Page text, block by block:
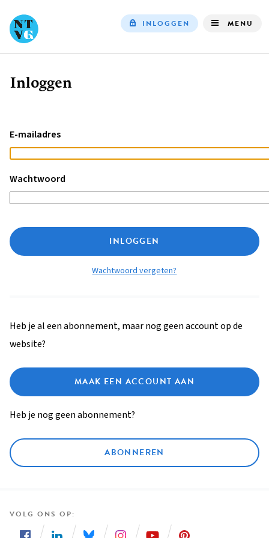
INLOGGEN MENU
Kruimelpad
Inloggen
E-mailadres
Wachtwoord
INLOGGEN
Wachtwoord vergeten?
Heb je al een abonnement, maar nog geen account op de
website?
MAAK EEN ACCOUNT AAN
Heb je nog geen abonnement?
ABONNEREN
VOLG ONS OP